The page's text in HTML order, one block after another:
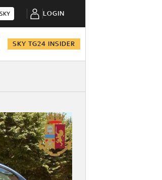
LOGIN
SKY TG24 INSIDER